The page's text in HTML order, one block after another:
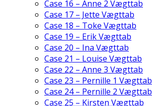
Case 16 – Anne 2 Vægttab
Case 17 – Jette Vægttab
Case 18 – Toke Vægttab
Case 19 – Erik Vægttab
Case 20 – Ina Vægttab
Case 21 – Louise Vægttab
Case 22 – Anne 3 Vægttab
Case 23 – Pernille 1 Vægttab
Case 24 – Pernille 2 Vægttab
Case 25 – Kirsten Vægttab